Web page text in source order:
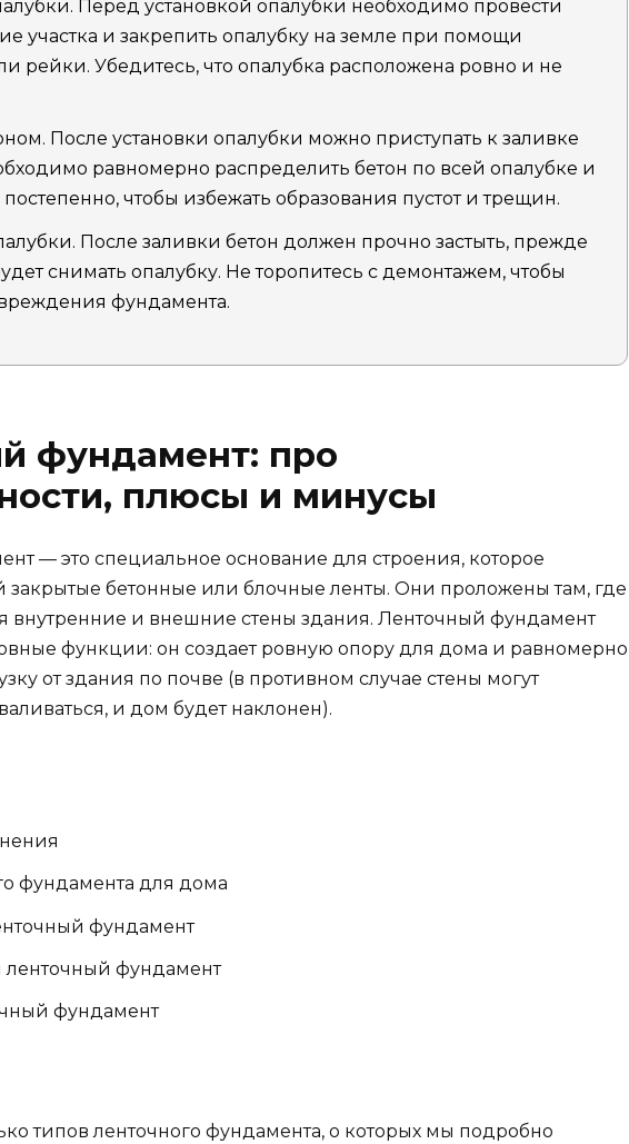
Перед установкой опалубки необходимо провести
участка и закрепить опалубку на земле при помощи
рейки. Убедитесь, что опалубка расположена ровно и не
После установки опалубки можно приступать к заливке
равномерно распределить бетон по всей опалубке и
постепенно, чтобы избежать образования пустот и трещин.
После заливки бетон должен прочно застыть, прежде
снимать опалубку. Не торопитесь с демонтажем, чтобы
фундамента.
фундамент: про
плюсы и минусы
— это специальное основание для строения, которое
закрытые бетонные или блочные ленты. Они проложены там, где
внутренние и внешние стены здания. Ленточный фундамент
функции: он создает ровную опору для дома и равномерно
от здания по почве (в противном случае стены могут
и дом будет наклонен).
фундамента для дома
фундамент
ленточный фундамент
фундамент
типов ленточного фундамента, о которых мы подробно